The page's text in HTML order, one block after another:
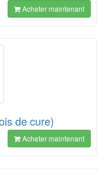
Acheter maintenant
de cure)
Acheter maintenant